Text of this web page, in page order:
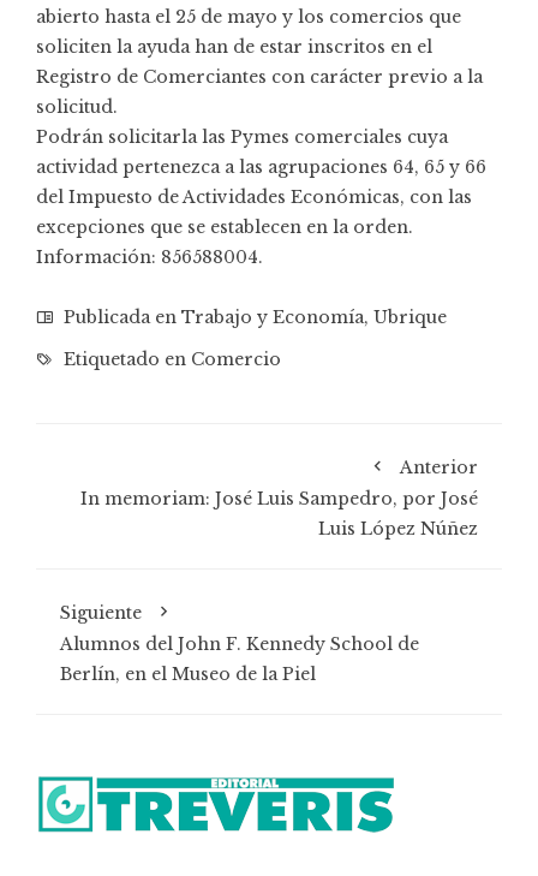
abierto hasta el 25 de mayo y los comercios que
soliciten la ayuda han de estar inscritos en el
Registro de Comerciantes con carácter previo a la
solicitud.
Podrán solicitarla las Pymes comerciales cuya
actividad pertenezca a las agrupaciones 64, 65 y 66
del Impuesto de Actividades Económicas, con las
excepciones que se establecen en la orden.
Información: 856588004.
Publicada en Trabajo y Economía, Ubrique
Etiquetado en Comercio
Anterior
In memoriam: José Luis Sampedro, por José
Luis López Núñez
Siguiente
Alumnos del John F. Kennedy School de
Berlín, en el Museo de la Piel